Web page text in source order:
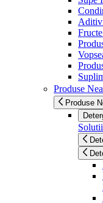
Produse
Produse